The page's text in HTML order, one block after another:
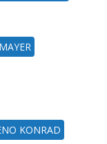
KONRAD